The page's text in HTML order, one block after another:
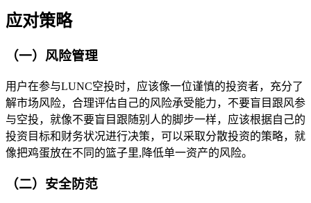
应对策略
（一）风险管理
用户在参与LUNC空投时，应该像一位谨慎的投资者，充分了
解市场风险，合理评估自己的风险承受能力，不要盲目跟风参
与空投，就像不要盲目跟随别人的脚步一样，应该根据自己的
投资目标和财务状况进行决策，可以采取分散投资的策略，就
像把鸡蛋放在不同的篮子里,降低单一资产的风险。
（二）安全防范